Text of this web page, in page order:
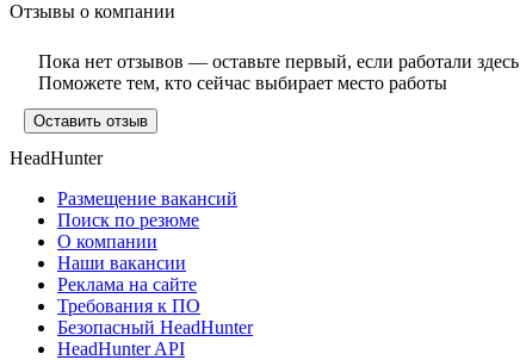
Отзывы о компании
Пока нет отзывов — оставьте первый, если работали здесь
Поможете тем, кто сейчас выбирает место работы
Оставить отзыв
HeadHunter
Размещение вакансий
Поиск по резюме
О компании
Наши вакансии
Реклама на сайте
Требования к ПО
Безопасный HeadHunter
HeadHunter API